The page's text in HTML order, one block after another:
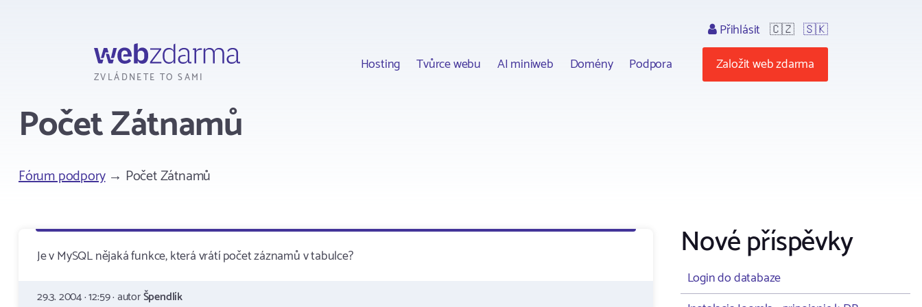
ZVLÁDNETE TO SAMI
Hosting Tvůrce webu AI miniweb Domény Podpora
Přihlásit 🇨🇿 🇸🇰
Založit web zdarma
Počet Zátnamů
Fórum podpory→ Počet Zátnamů
Je v MySQL nějaká funkce, která vrátí počet záznamů v tabulce?
29.3. 2004 · 12:59 · autorŠpendlík
Nové příspěvky
Login do databaze